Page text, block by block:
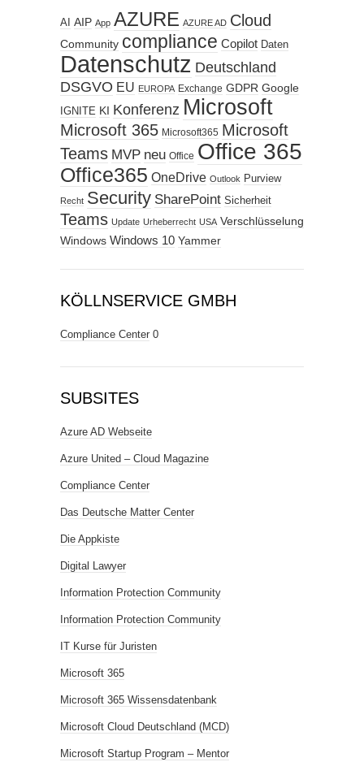
AI AIP App AZURE AZURE AD Cloud
Community compliance Copilot Daten
Datenschutz Deutschland
DSGVO EU EUROPA Exchange GDPR Google
IGNITE KI Konferenz Microsoft
Microsoft 365 Microsoft365 Microsoft
Teams MVP neu Office Office 365
Office365 OneDrive Outlook Purview
Recht Security SharePoint Sicherheit
Teams Update Urheberrecht USA Verschlüsselung
Windows Windows 10 Yammer
KÖLLNSERVICE GMBH
Compliance Center 0
SUBSITES
Azure AD Webseite
Azure United – Cloud Magazine
Compliance Center
Das Deutsche Matter Center
Die Appkiste
Digital Lawyer
Information Protection Community
Information Protection Community
IT Kurse für Juristen
Microsoft 365
Microsoft 365 Wissensdatenbank
Microsoft Cloud Deutschland (MCD)
Microsoft Startup Program – Mentor